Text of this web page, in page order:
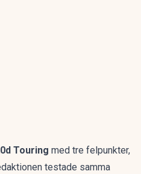
Touring med tre felpunkter,
testade samma